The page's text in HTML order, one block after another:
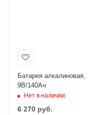
Батарея алкалиновая,
9В/140Ач
Нет в наличии
6 270 руб.